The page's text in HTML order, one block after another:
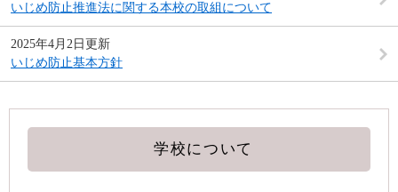
いじめ防止推進法に関する本校の取組について
2025年4月2日更新
いじめ防止基本方針
学校について